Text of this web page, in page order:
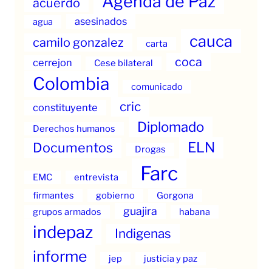
acuerdo
agua asesinados
camilo gonzalez carta cauca
cerrejon Cese bilateral coca
Colombia comunicado
constituyente cric
Derechos humanos Diplomado
Documentos Drogas ELN
EMC entrevista Farc
firmantes gobierno
Gorgona
grupos armados
guajira habana
indepaz Indigenas
informe jep justicia y paz